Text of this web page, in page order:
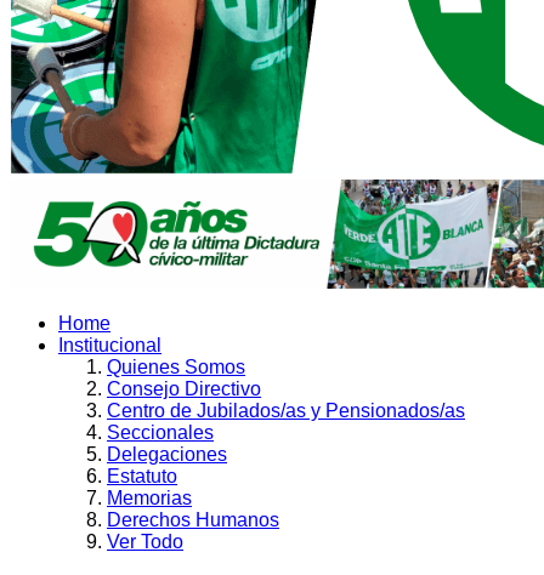
Home
Institucional
Quienes Somos
Consejo Directivo
Centro de Jubilados/as y Pensionados/as
Seccionales
Delegaciones
Estatuto
Memorias
Derechos Humanos
Ver Todo